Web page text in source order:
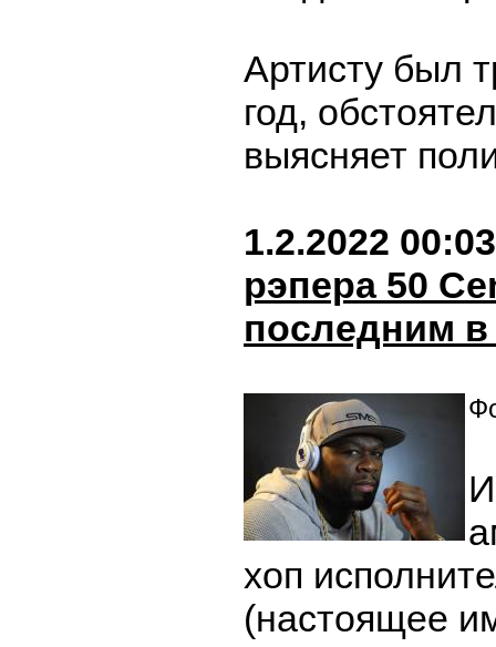
Артисту был
год,
выясняет
1.2.2022 00:03
рэпера 50
последним в
хоп
(настоящее